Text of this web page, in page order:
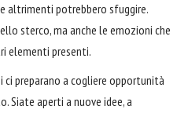
altrimenti potrebbero sfuggire.
sterco, ma anche le emozioni che
elementi presenti.
ci preparano a cogliere opportunità
Siate aperti a nuove idee, a